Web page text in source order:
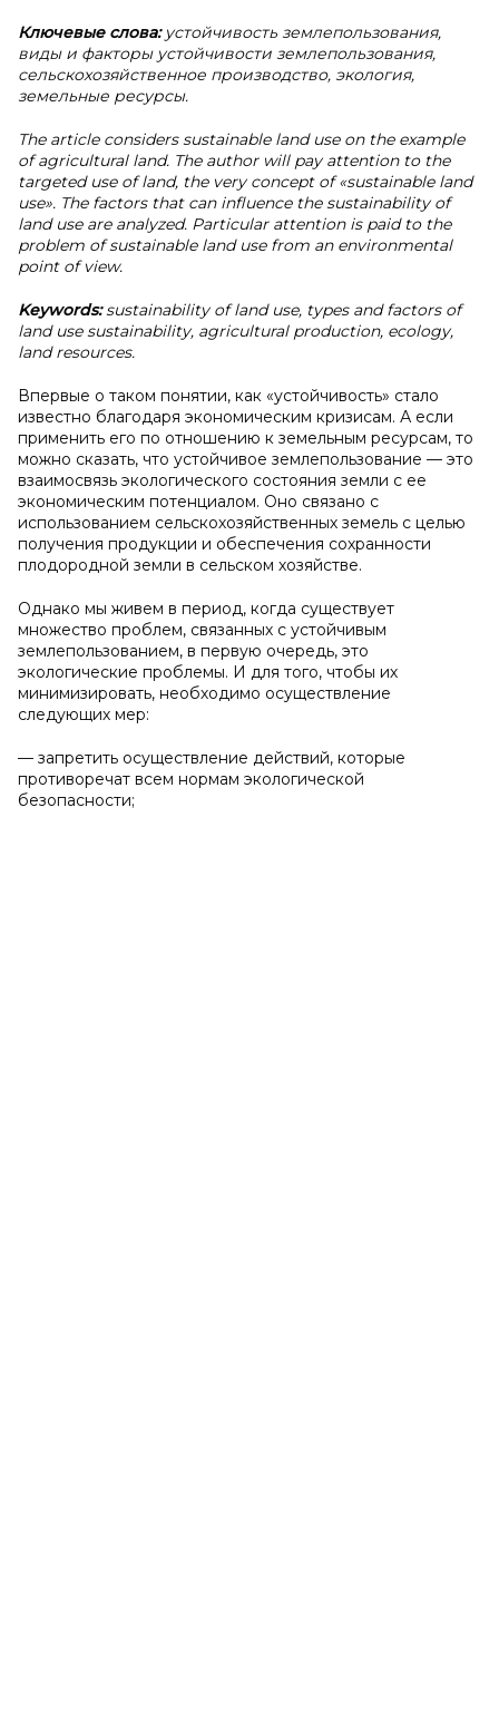
Ключевые слова: устойчивость землепользования,
виды и факторы устойчивости землепользования,
сельскохозяйственное производство, экология,
земельные ресурсы.
The article considers sustainable land use on the example
of agricultural land. The author will pay attention to the
targeted use of land, the very concept of «sustainable land
use». The factors that can influence the sustainability of
land use are analyzed. Particular attention is paid to the
problem of sustainable land use from an environmental
point of view.
Keywords:sustainability of land use, types and factors of
land use sustainability, agricultural production, ecology,
land resources.
Впервые о таком понятии, как «устойчивость» стало
известно благодаря экономическим кризисам. А если
применить его по отношению к земельным ресурсам, то
можно сказать, что устойчивое землепользование — это
взаимосвязь экологического состояния земли с ее
экономическим потенциалом. Оно связано с
использованием сельскохозяйственных земель с целью
получения продукции и обеспечения сохранности
плодородной земли в сельском хозяйстве.
Однако мы живем в период, когда существует
множество проблем, связанных с устойчивым
землепользованием, в первую очередь, это
экологические проблемы. И для того, чтобы их
минимизировать, необходимо осуществление
следующих мер:
— запретить осуществление действий, которые
противоречат всем нормам экологической
безопасности;